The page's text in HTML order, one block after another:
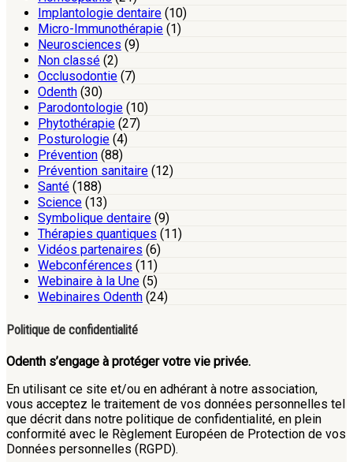
Implantologie dentaire (10)
Micro-Immunothérapie (1)
Neurosciences (9)
Non classé (2)
Occlusodontie (7)
Odenth (30)
Parodontologie (10)
Phytothérapie (27)
Posturologie (4)
Prévention (88)
Prévention sanitaire (12)
Santé (188)
Science (13)
Symbolique dentaire (9)
Thérapies quantiques (11)
Vidéos partenaires (6)
Webconférences (11)
Webinaire à la Une (5)
Webinaires Odenth (24)
Politique de confidentialité
Odenth s’engage à protéger votre vie privée.
En utilisant ce site et/ou en adhérant à notre association,
vous acceptez le traitement de vos données personnelles tel
que décrit dans notre politique de confidentialité, en plein
conformité avec le Règlement Européen de Protection de vos
Données personnelles (RGPD).